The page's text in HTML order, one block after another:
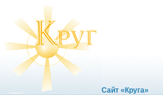
Сайт «Круга»